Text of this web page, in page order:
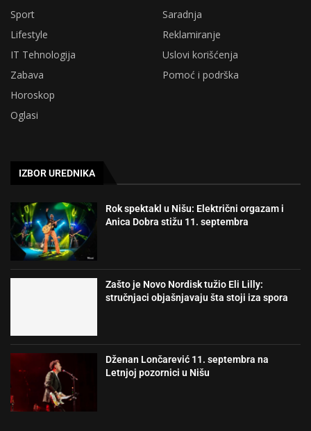
Sport
Saradnja
Lifestyle
Reklamiranje
IT Tehnologija
Uslovi korišćenja
Zabava
Pomoć i podrška
Horoskop
Oglasi
IZBOR UREDNIKA
Rok spektakl u Nišu: Električni orgazam i
Anica Dobra stižu 11. septembra
Zašto je Novo Nordisk tužio Eli Lilly:
stručnjaci objašnjavaju šta stoji iza spora
Dženan Lončarević 11. septembra na
Letnjoj pozornici u Nišu